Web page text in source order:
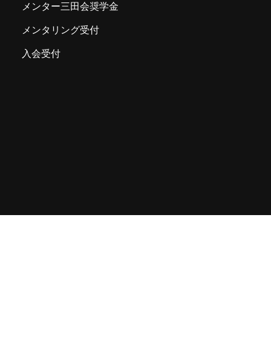
メンター三田会奨学金
メンタリング受付
入会受付